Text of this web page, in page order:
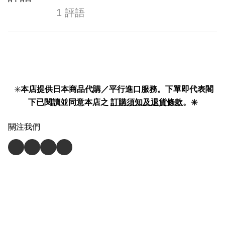
1 評語
✳️本店提供日本商品代購／平行進口服務。下單即代表閣
下已閱讀並同意本店之 訂購須知及退貨條款。✳️
關注我們